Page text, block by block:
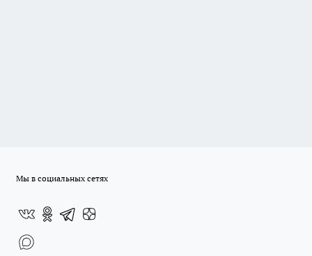
Мы в социальных сетях